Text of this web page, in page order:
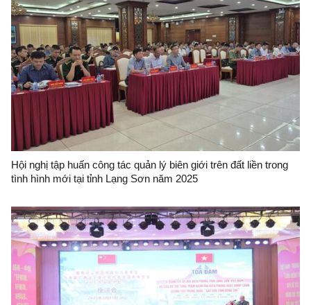
Hội nghị tập huấn công tác quản lý biên giới trên đất liền trong
tình hình mới tại tỉnh Lạng Sơn năm 2025